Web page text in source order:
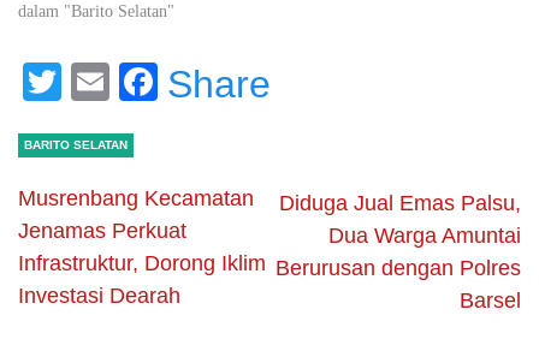
dalam "Barito Selatan"
Twitter
EmailFacebook
Share
BARITO SELATAN
Musrenbang Kecamatan
Jenamas Perkuat
Infrastruktur, Dorong Iklim
Investasi Dearah
Diduga Jual Emas Palsu,
Dua Warga Amuntai
Berurusan dengan Polres
Barsel